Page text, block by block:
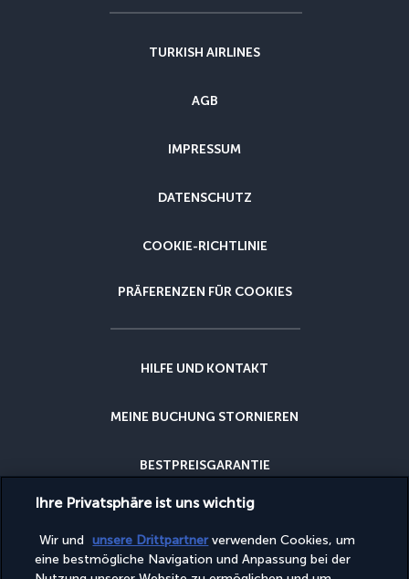
TURKISH AIRLINES
AGB
IMPRESSUM
DATENSCHUTZ
COOKIE-RICHTLINIE
PRÄFERENZEN FÜR COOKIES
HILFE UND KONTAKT
MEINE BUCHUNG STORNIEREN
BESTPREISGARANTIE
STORNIERUNGSGARANTIE
WARUM BEI UNS BUCHEN?
Ihre Privatsphäre ist uns wichtig
Wir und unsere Drittpartnerverwenden Cookies, um
eine bestmögliche Navigation und Anpassung bei der